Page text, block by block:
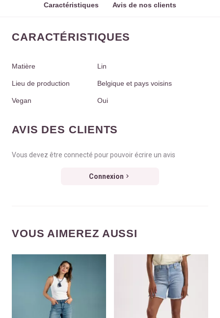
Caractéristiques Avis de nos clients
CARACTÉRISTIQUES
Matière Lin
Lieu de production Belgique et pays voisins
Vegan Oui
AVIS DES CLIENTS
Vous devez être connecté pour pouvoir écrire un avis
Connexion
VOUS AIMEREZ AUSSI